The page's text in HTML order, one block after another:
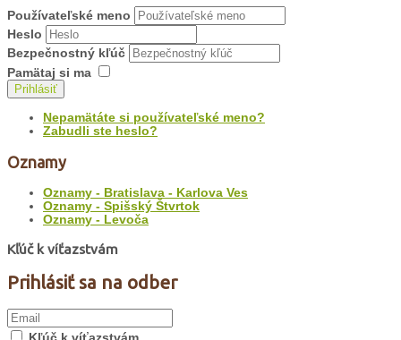
Používateľské meno
Heslo
Bezpečnostný kľúč
Pamätaj si ma
Prihlásiť
Nepamätáte si používateľské meno?
Zabudli ste heslo?
Oznamy
Oznamy - Bratislava - Karlova Ves
Oznamy - Spišský Štvrtok
Oznamy - Levoča
Kľúč k víťazstvám
Prihlásiť sa na odber